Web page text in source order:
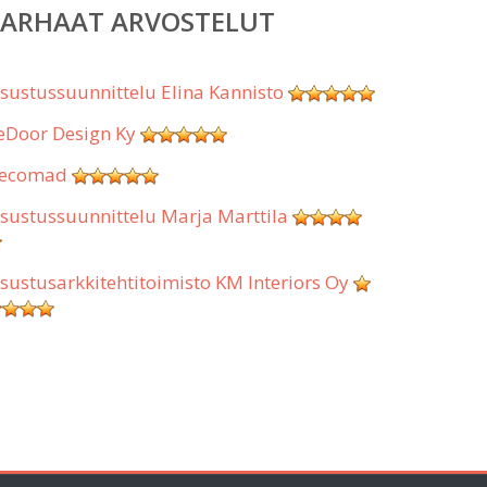
ARVOSTELUT
Elina Kannisto
Design Ky
Marja Marttila
KM Interiors Oy